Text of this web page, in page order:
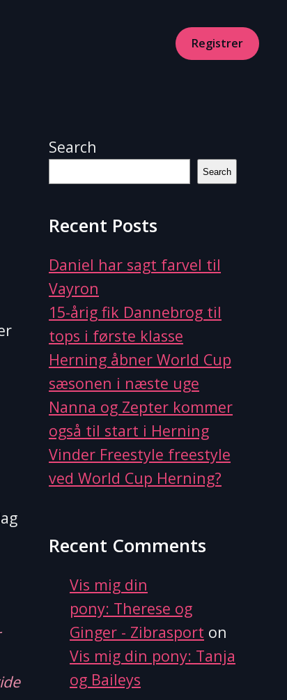
Registrer
Search
Search
Recent Posts
Daniel har sagt farvel til
Vayron
15-årig fik Dannebrog til
tops i første klasse
Herning åbner World Cup
sæsonen i næste uge
Nanna og Zepter kommer
også til start i Herning
Vinder Freestyle freestyle
ved World Cup Herning?
Recent Comments
Vis mig din
pony: Therese og
Ginger - Zibrasport on
Vis mig din pony: Tanja
og Baileys